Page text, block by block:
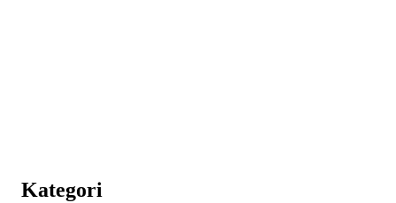
Kategori